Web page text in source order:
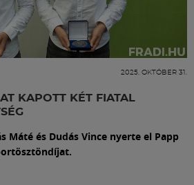
2025. OKTÓBER 31.
KAPOTT KÉT FIATAL
Máté és Dudás Vince nyerte el Papp